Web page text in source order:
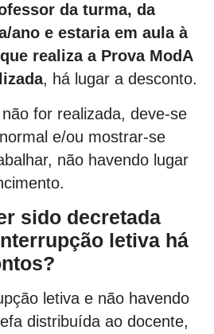
da turma, da
ano e estaria em aula à
realiza a Prova ModA
, há lugar a desconto.
for realizada, deve-se
e/ou mostrar-se
não havendo lugar
sido decretada
letiva há
letiva e não havendo
distribuída ao docente,